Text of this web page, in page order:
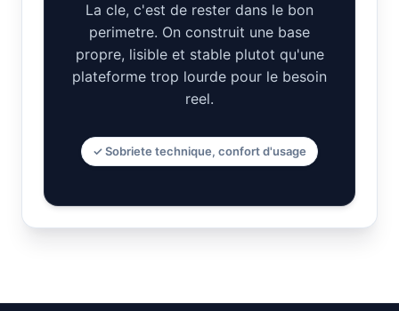
La cle, c'est de rester dans le bon
perimetre. On construit une base
propre, lisible et stable plutot qu'une
plateforme trop lourde pour le besoin
reel.
✓ Sobriete technique, confort d'usage